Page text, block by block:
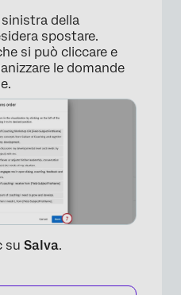
sinistra della
spostare.
si può cliccare e
le domande
su Salva.